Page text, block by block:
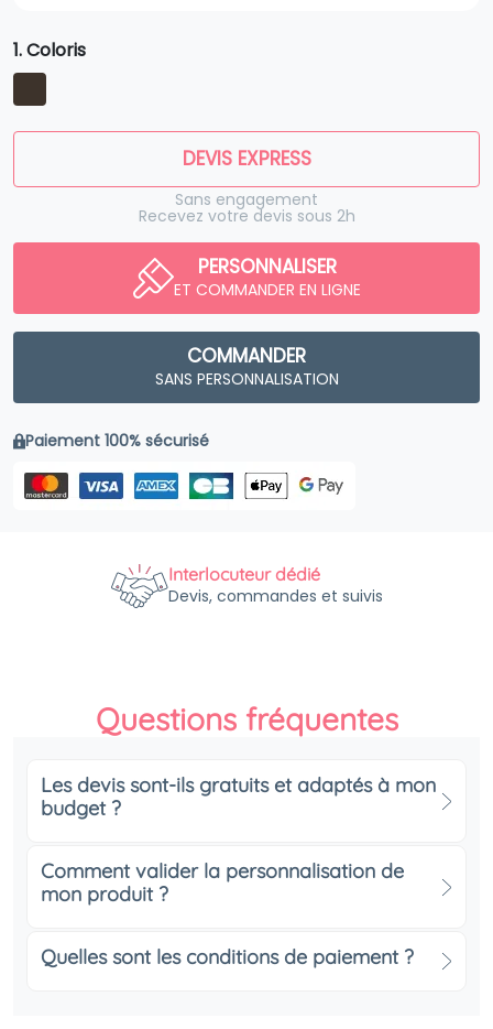
1. Coloris
DEVIS EXPRESS
Sans engagement
Recevez votre devis sous 2h
PERSONNALISER
ET COMMANDER EN LIGNE
COMMANDER
SANS PERSONNALISATION
Paiement 100% sécurisé
Interlocuteur dédié
Devis, commandes et suivis
Questions fréquentes
Les devis sont-ils gratuits et adaptés à mon
budget ?
Comment valider la personnalisation de
mon produit ?
Quelles sont les conditions de paiement ?